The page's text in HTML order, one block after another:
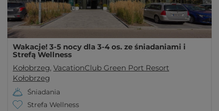
Wakacje! 3-5 nocy dla 3-4 os. ze śniadaniami i
Strefą Wellness
Kołobrzeg, VacationClub Green Port Resort
Kołobrzeg
Śniadania
Strefa Wellness